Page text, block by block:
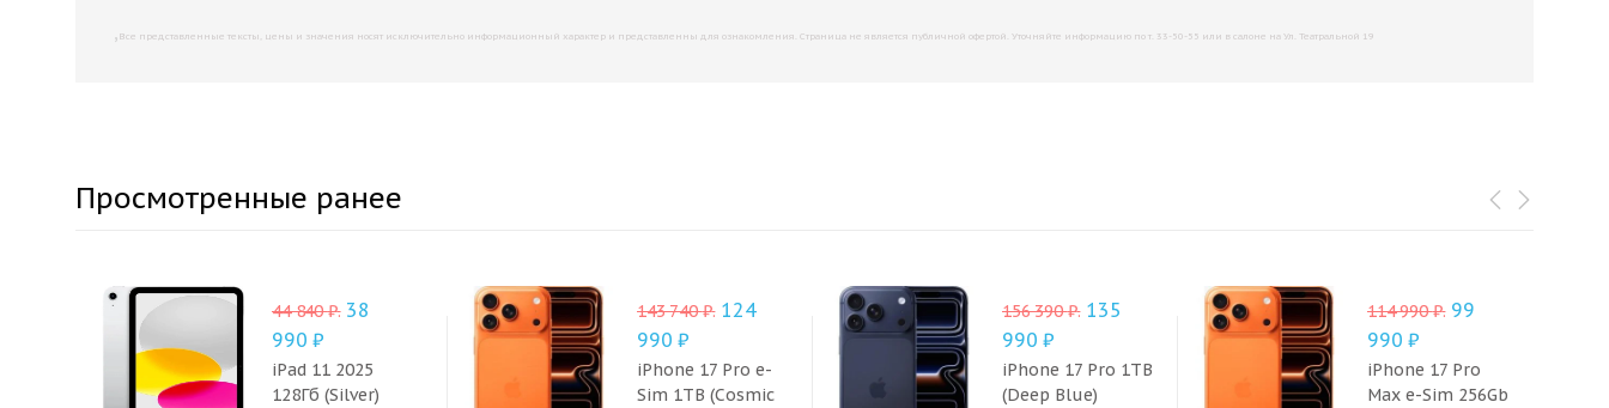
, Все представленные тексты, цены и значения носят исключительно информационный характер и представленны для ознакомления. Страница не является публичной офертой. Уточняйте информацию по т. 33-50-55 или в салоне на Ул. Театральной 19
Просмотренные ранее
44 840₽. 38
990₽
iPad 11 2025
128Гб (Silver)
143 740₽. 124
990₽
iPhone 17 Pro e-
Sim 1TB (Cosmic
156 390₽. 135
990₽
iPhone 17 Pro 1TB
(Deep Blue)
114 990₽. 99
990₽
iPhone 17 Pro
Max e-Sim 256Gb